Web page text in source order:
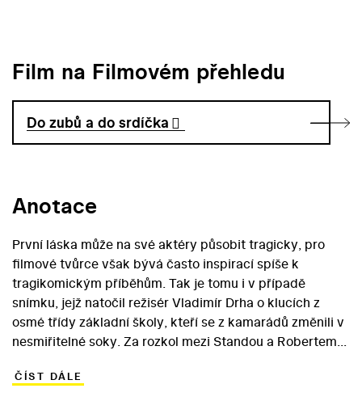
Film na Filmovém přehledu
Do zubů a do srdíčka
Anotace
První láska může na své aktéry působit tragicky, pro
filmové tvůrce však bývá často inspirací spíše k
tragikomickým příběhům. Tak je tomu i v případě
snímku, jejž natočil režisér Vladimír Drha o klucích z
osmé třídy základní školy, kteří se z kamarádů změnili v
nesmiřitelné soky. Za rozkol mezi Standou a Robertem
sociální status obou hrdinů. Zatímco Roberta movití
ČÍST DÁLE